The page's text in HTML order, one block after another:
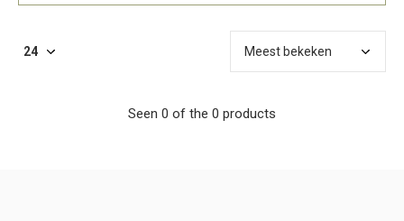
Seen 0 of the 0 products